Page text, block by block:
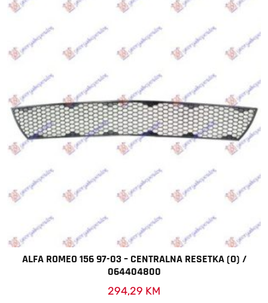
ALFA ROMEO 156 97-03 – CENTRALNA RESETKA (O) /
064404800
294,29 KM